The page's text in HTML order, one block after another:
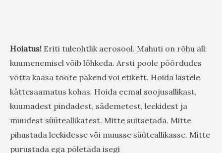
Hoiatus! Eriti tuleohtlik aerosool. Mahuti on rõhu all:
kuumenemisel võib lõhkeda. Arsti poole pöördudes
võtta kaasa toote pakend või etikett. Hoida lastele
kättesaamatus kohas. Hoida eemal soojusallikast,
kuumadest pindadest, sädemetest, leekidest ja
muudest süüteallikatest. Mitte suitsetada. Mitte
pihustada leekidesse või muusse süüteallikasse. Mitte
purustada ega põletada isegi